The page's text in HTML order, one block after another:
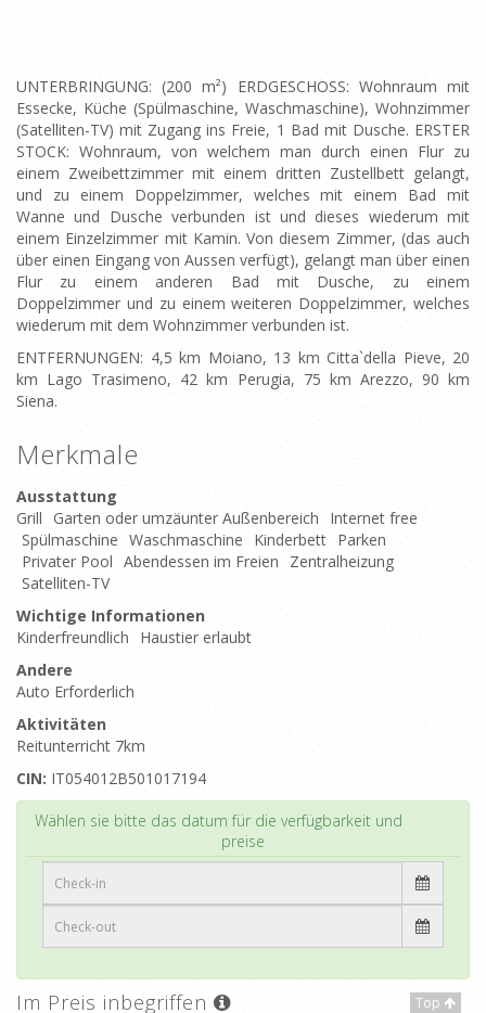
UNTERBRINGUNG: (200 m²) ERDGESCHOSS: Wohnraum mit
Essecke, Küche (Spülmaschine, Waschmaschine), Wohnzimmer
(Satelliten-TV) mit Zugang ins Freie, 1 Bad mit Dusche. ERSTER
STOCK: Wohnraum, von welchem man durch einen Flur zu
einem Zweibettzimmer mit einem dritten Zustellbett gelangt,
und zu einem Doppelzimmer, welches mit einem Bad mit
Wanne und Dusche verbunden ist und dieses wiederum mit
einem Einzelzimmer mit Kamin. Von diesem Zimmer, (das auch
über einen Eingang von Aussen verfügt), gelangt man über einen
Flur zu einem anderen Bad mit Dusche, zu einem
Doppelzimmer und zu einem weiteren Doppelzimmer, welches
wiederum mit dem Wohnzimmer verbunden ist.
ENTFERNUNGEN: 4,5 km Moiano, 13 km Citta`della Pieve, 20
km Lago Trasimeno, 42 km Perugia, 75 km Arezzo, 90 km
Siena.
Merkmale
Ausstattung
Grill
Garten oder umzäunter Außenbereich
Internet free
Spülmaschine Waschmaschine Kinderbett Parken
Privater Pool Abendessen im Freien
Zentralheizung
Satelliten-TV
Wichtige Informationen
Kinderfreundlich
Haustier erlaubt
Andere
Auto Erforderlich
Aktivitäten
Reitunterricht 7km
CIN: IT054012B501017194
Wählen sie bitte das datum für die verfügbarkeit und
preise
Top
Im Preis inbegriffen